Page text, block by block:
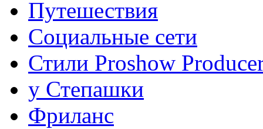
Путешествия
Социальные сети
Стили Proshow
у Степашки
Фриланс